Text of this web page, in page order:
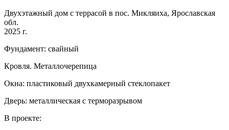
Двухэтажный дом с террасой в пос. Микляиха, Ярославская
обл.
2025 г.
Фундамент: свайный
Кровля. Металлочерепица
Окна: пластиковый двухкамерный стеклопакет
Дверь: металлическая с терморазрывом
В проекте: